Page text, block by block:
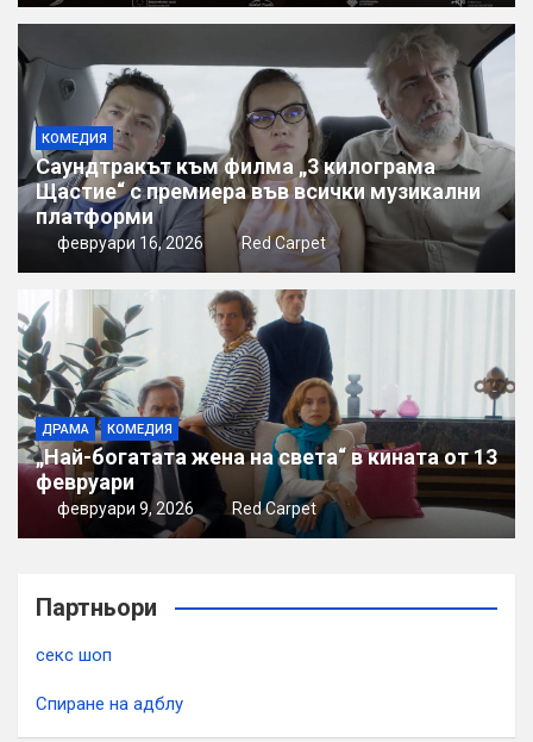
КОМЕДИЯ
Саундтракът към филма „3 килограма
Щастие“ с премиера във всички музикални
платформи
февруари 16, 2026 Red Carpet
ДРАМА КОМЕДИЯ
„Най-богатата жена на света“ в кината от 13
февруари
февруари 9, 2026 Red Carpet
Партньори
секс шоп
Спиране на адблу